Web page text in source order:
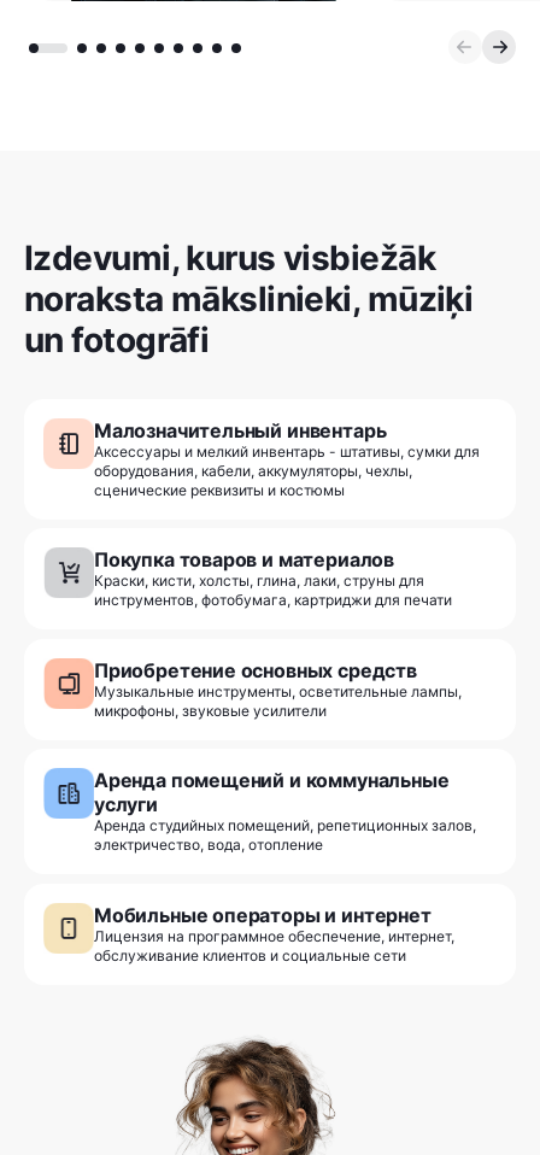
Izdevumi, kurus visbiežāk
noraksta mākslinieki, mūziķi
un fotogrāfi
Малозначительный инвентарь
Аксессуары и мелкий инвентарь - штативы, сумки для
оборудования, кабели, аккумуляторы, чехлы,
сценические реквизиты и костюмы
Покупка товаров и материалов
Краски, кисти, холсты, глина, лаки, струны для
инструментов, фотобумага, картриджи для печати
Приобретение основных средств
Музыкальные инструменты, осветительные лампы,
микрофоны, звуковые усилители
Аренда помещений и коммунальные
услуги
Аренда студийных помещений, репетиционных залов,
электричество, вода, отопление
Мобильные операторы и интернет
Лицензия на программное обеспечение, интернет,
обслуживание клиентов и социальные сети